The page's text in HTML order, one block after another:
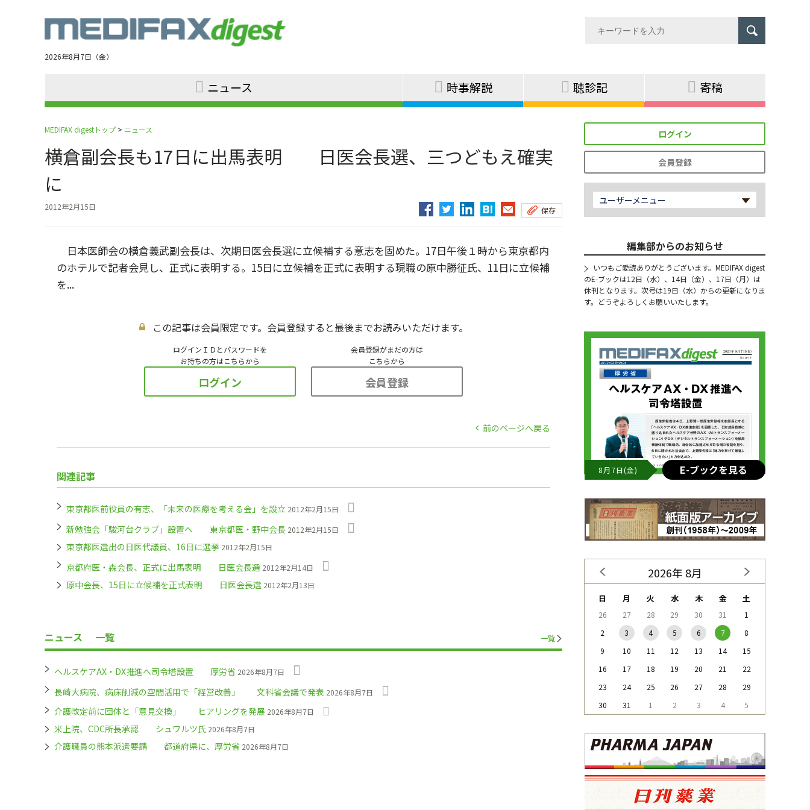
navigation
2026年8月7日（金）
ニュース 時事解説 聴診記 寄稿
MEDIFAX digestトップ > ニュース
横倉副会長も17日に出馬表明 日医会長選、三つどもえ確実
に
2012年2月15日 保存
日本医師会の横倉義武副会長は、次期日医会長選に立候補する意志を固めた。17日午後１時から東京都内
のホテルで記者会見し、正式に表明する。15日に立候補を正式に表明する現職の原中勝征氏、11日に立候補
を...
この記事は会員限定です。会員登録すると最後までお読みいただけます。
ログインＩＤとパスワードを
お持ちの方はこちらから
ログイン
会員登録がまだの方は
こちらから
会員登録
前のページへ戻る
関連記事
東京都医前役員の有志、「未来の医療を考える会」を設立 2012年2月15日
新勉強会「駿河台クラブ」設置へ 東京都医・野中会長 2012年2月15日
東京都医選出の日医代議員、16日に選挙 2012年2月15日
京都府医・森会長、正式に出馬表明 日医会長選 2012年2月14日
原中会長、15日に立候補を正式表明 日医会長選 2012年2月13日
ニュース 一覧 一覧
ヘルスケアAX・DX推進へ司令塔設置 厚労省 2026年8月7日
長崎大病院、病床削減の空間活用で「経営改善」 文科省会議で発表 2026年8月7日
介護改定前に団体と「意見交換」 ヒアリングを発展 2026年8月7日
米上院、CDC所長承認 シュワルツ氏 2026年8月7日
介護職員の熊本派遣要請 都道府県に、厚労省 2026年8月7日
ログイン
会員登録
ユーザーメニュー
編集部からのお知らせ
いつもご愛読ありがとうございます。MEDIFAX digest
のE-ブックは12日（水）、14日（金）、17日（月）は
休刊となります。次号は19日（水）からの更新になりま
す。どうぞよろしくお願いいたします。
8月7日(金) E-ブックを見る
2026年 8月
日 月 火 水 木 金 土
26 27 28 29 30 31
1
2
3 4 5 6 7
8
9
10 11 12 13 14
15
16
17 18 19 20 21
22
23
24 25 26 27 28
29
30
31 1 2 3 4 5